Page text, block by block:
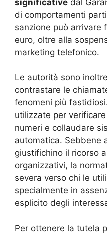
di comportamenti
sanzione può arrivare
euro, oltre alla
marketing telefonico.
Le autorità sono
contrastare le
fenomeni più
utilizzate per
numeri e collaudare
automatica. Sebbene
giustifichino il ricorso
organizzativi, la
severa verso chi le
specialmente in
esplicito degli
Per ottenere la tutela